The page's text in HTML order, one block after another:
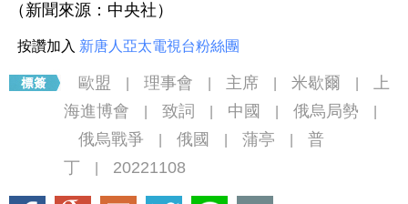
（新聞來源：中央社）
按讚加入 新唐人亞太電視台粉絲團
歐盟 理事會 主席 米歇爾
上
海進博會
致詞 中國 俄烏局勢
俄烏戰爭 俄國 蒲亭
普
丁
20221108